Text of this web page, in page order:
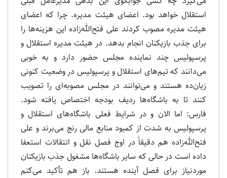
استقلال خواهد بود. اعضای هیئت مدیره. چرا که اعضای
هیئت مدیره مصوب کردند علی فتح‌الله‌زاده این هزینه‌ها را
برای جذب بازیکنان انجام بدهد. در هیئت مدیره استقلال و
پرسپولیس چند نماینده مجلس حضور دارد و به خوبی
می‌دانند که تیم‌های استقلال و پرسپولیس در وضعیت کنونی
زیان‌ده هستند و می‌توانند در مجلس مصوبه‌ای را تصویب
کنند تا به باشگاه‌ها ردیف بودجه اختصاص یافته شود.
فارس: اما الان و در شرایط فعلی باشگاه‌های استقلال و
پرسپولیس به شدت از کمبود منابع مالی رنج می‌برند و علی
فتح‌الله‌زاده هم دقیقاً در اوج فصل نقل و انتقالات استعفا
داده است در حالی که سایر باشگاه‌ها مشغول جذب بازیکنان
موردنیاز برای فصل آینده هستند. باز هم تأکید می‌کنم